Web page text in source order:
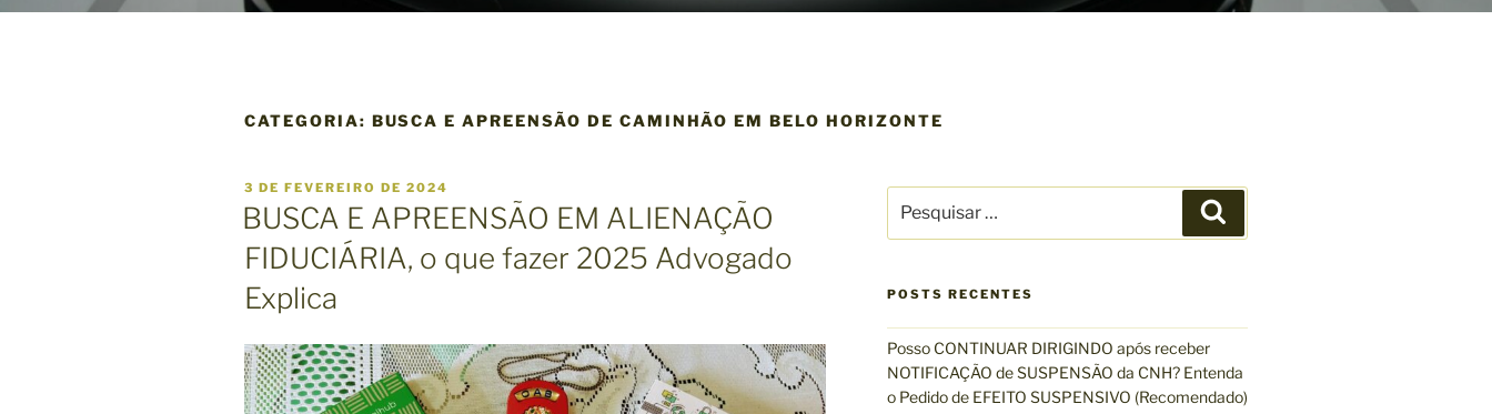
CATEGORIA: BUSCA E APREENSÃO DE CAMINHÃO EM BELO HORIZONTE
P
U
B
I
A
D
E
M
3 DE FEVEREIRO DE 2024
BUSCA E APREENSÃO EM ALIENAÇÃO
FIDUCIÁRIA, o que fazer 2025 Advogado
Explica
s
u
s
a
r
e
s
a
POSTS RECENTES
Posso CONTINUAR DIRIGINDO após receber
NOTIFICAÇÃO de SUSPENSÃO da CNH? Entenda
o Pedido de EFEITO SUSPENSIVO (Recomendado)